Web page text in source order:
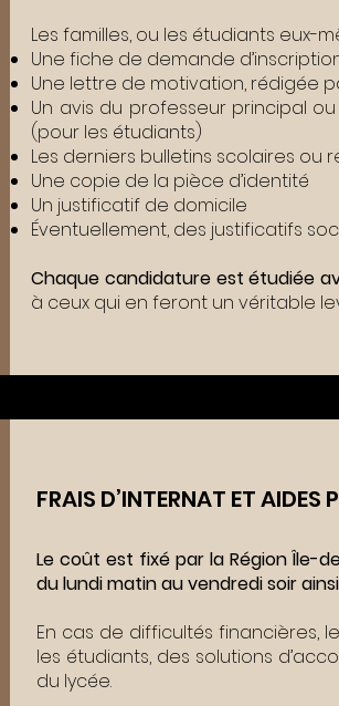
Les familles, ou les étudiants eux-
Une fiche de demande
Une lettre de motivation, rédigée
Un avis du professeur principal
(pour les étudiants)
Les derniers bulletins scolaires ou
Une copie de la pièce d’identité
Un justificatif de domicile
Éventuellement, des justificatifs
Chaque candidature est étudiée
à ceux qui en feront un véritable
FRAIS D’INTERNAT ET AIDES
Le coût est fixé par la Région Île-
du lundi matin au vendredi soir
En cas de difficultés financières,
les étudiants, des solutions
du lycée.